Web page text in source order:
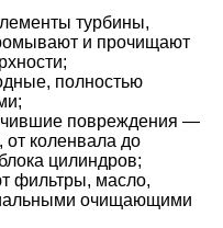
турбины,
и прочищают
полностью
повреждения —
от коленвала до
цилиндров;
фильтры, масло,
очищающими